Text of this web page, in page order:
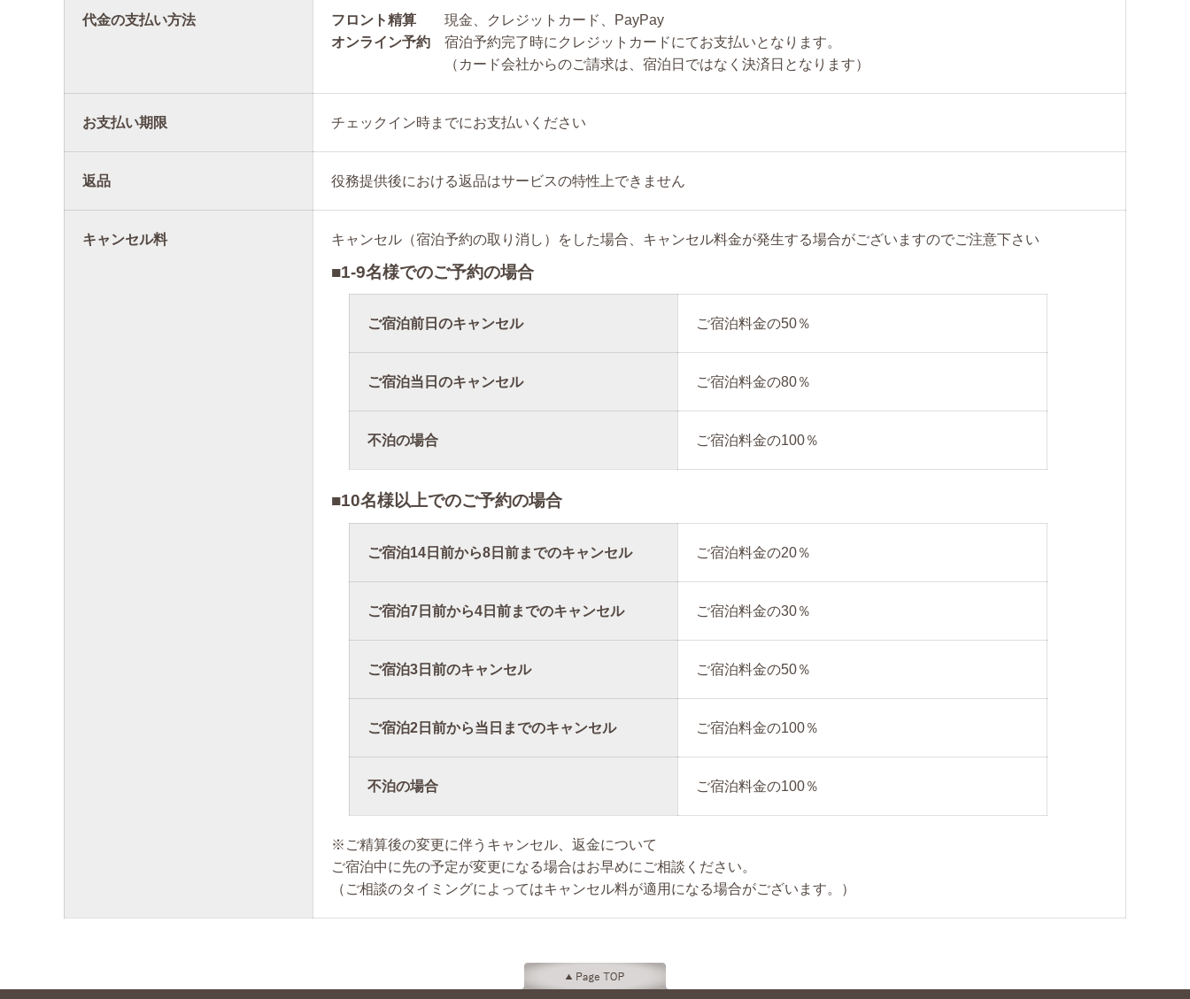
代金の支払い方法 フロント精算
現金、クレジットカード、PayPay
オンライン予約
宿泊予約完了時にクレジットカードにてお支払いとなります。
（カード会社からのご請求は、宿泊日ではなく決済日となります）
お支払い期限 チェックイン時までにお支払いください
返品 役務提供後における返品はサービスの特性上できません
キャンセル料 キャンセル（宿泊予約の取り消し）をした場合、キャンセル料金が発生する場合がございますのでご注意下さい
■1-9名様でのご予約の場合
ご宿泊前日のキャンセル ご宿泊料金の50％
ご宿泊当日のキャンセル ご宿泊料金の80％
不泊の場合 ご宿泊料金の100％
■10名様以上でのご予約の場合
ご宿泊14日前から8日前までのキャンセル ご宿泊料金の20％
ご宿泊7日前から4日前までのキャンセル ご宿泊料金の30％
ご宿泊3日前のキャンセル ご宿泊料金の50％
ご宿泊2日前から当日までのキャンセル ご宿泊料金の100％
不泊の場合 ご宿泊料金の100％
※ご精算後の変更に伴うキャンセル、返金について
ご宿泊中に先の予定が変更になる場合はお早めにご相談ください。
（ご相談のタイミングによってはキャンセル料が適用になる場合がございます。）